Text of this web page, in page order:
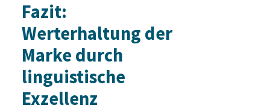
Fazit:
Werterhaltung der
Marke durch
linguistische
Exzellenz